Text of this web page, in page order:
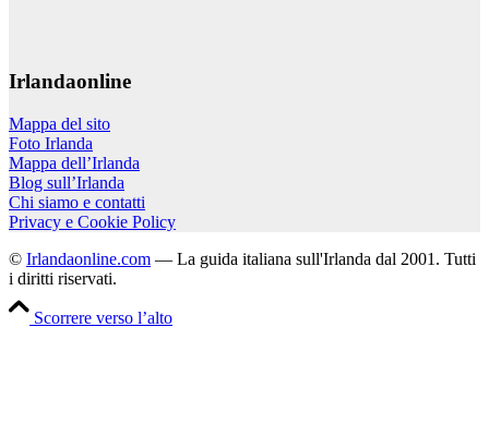
Irlandaonline
Mappa del sito
Foto Irlanda
Mappa dell’Irlanda
Blog sull’Irlanda
Chi siamo e contatti
Privacy e Cookie Policy
© Irlandaonline.com — La guida italiana sull'Irlanda dal 2001. Tutti
i diritti riservati.
Scorrere verso l’alto